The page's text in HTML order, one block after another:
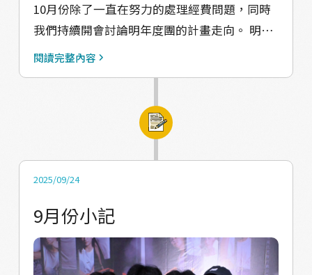
「創新與守舊」之間的拉扯，也時常聽到希望
我們「保持傳統原貌」的聲音。謝理事長那句
「為什麼要在意別人的聲音？做自己想做的
事，不是更快樂嗎？」深深打動了我。確實，
會過濾並吸收批評、持續成長，才是最重要的
論，整理這次共學後的想法與接下來要執行的
工作。會議結束後，大家在「媽媽樂」酒吧，
整個氣氛超放鬆也很溫暖。 再來到了隔天，我
們參訪了「慾望劇團」。一開始，團長黃品文
先帶我們逛了一圈展演空間，接著展開了一場
10月份除了一直在努力的處理經費問題，同時
我們持續開會討論明年度團的計畫走向。 明年
除了展演和教學外，也想執行結合太魯閣族文
閱讀完整內容
2025/09/24
9月份小記